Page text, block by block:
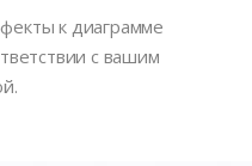
к диаграмме
с вашим